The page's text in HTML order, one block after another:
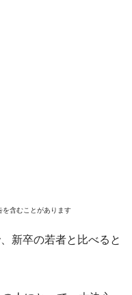
を含むことがあります
新卒の若者と比べると